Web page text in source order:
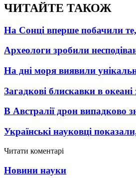
ЧИТАЙТЕ ТАКОЖ
На Сонці вперше побачили
Археологи зробили
На дні моря виявили
Загадкові блискавки в
В Австралії дрон випадково
Українські науковці
Читати коментарі
Новини науки